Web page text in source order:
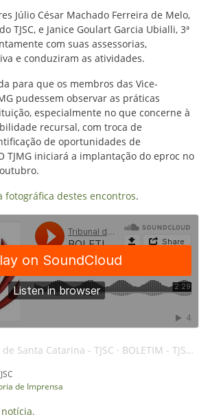
Júlio César Machado Ferreira de Melo,
TJSC, e Janice Goulart Garcia Ubialli, 3ª
com suas assessorias,
e conduziram as atividades.
para que os membros das Vice-
pudessem observar as práticas
especialmente no que concerne à
recursal, com troca de
de oportunidades de
TJMG iniciará a implantação do eproc no
fotográfica destes encontros.
Santa Catarina - TJSC · BOLETIM - TJSC - 03OUT24 - ADMINISTRAÇÃO - AI
de Imprensa